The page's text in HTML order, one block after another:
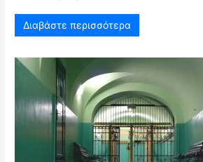
Διαβάστε περισσότερα